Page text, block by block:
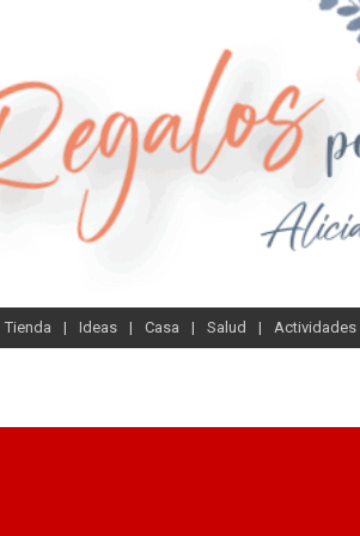
Tienda Ideas Casa Salud Actividades